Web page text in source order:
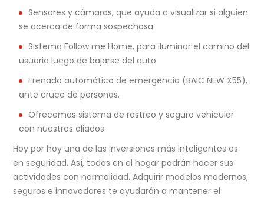
Sensores y cámaras, que ayuda a visualizar si alguien
se acerca de forma sospechosa
Sistema Follow me Home, para iluminar el camino del
usuario luego de bajarse del auto
Frenado automático de emergencia (BAIC NEW X55),
ante cruce de personas.
Ofrecemos sistema de rastreo y seguro vehicular
con nuestros aliados.
Hoy por hoy una de las inversiones más inteligentes es
en seguridad. Así, todos en el hogar podrán hacer sus
actividades con normalidad. Adquirir modelos modernos,
seguros e innovadores te ayudarán a mantener el